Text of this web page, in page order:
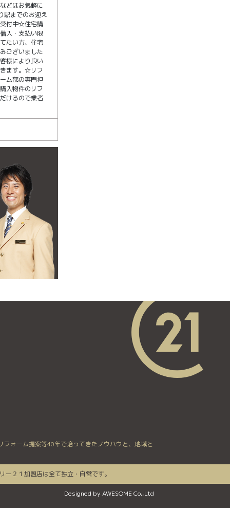
どはお気軽に
駅までのお迎え
付中☆住宅購
入・支払い限
たい方、住宅
ございました
様により良い
ます。☆リフ
ム部の専門担
入物件のリフ
けるので業者
ォーム提案等40年で培ってきたノウハウと、地域と
ー２１加盟店は全て独立・自営です。
Designed by AWESOME Co.,Ltd